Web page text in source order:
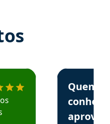
Aprova Concursos em
Estudante
Quem
aprova